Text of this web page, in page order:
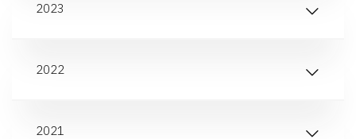
2023
2022
2021